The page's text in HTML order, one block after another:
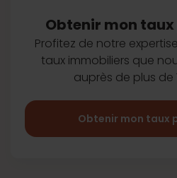
Obtenir mon taux
Profitez de notre
taux immobiliers que
auprès de plus de
Obtenir mon taux